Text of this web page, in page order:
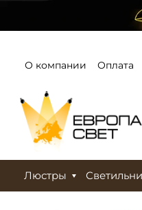
О компании Оплата
Люстры